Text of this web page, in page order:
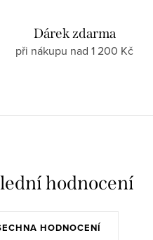
Dárek zdarma
při nákupu nad 1 200 Kč
hodnocení
HODNOCENÍ